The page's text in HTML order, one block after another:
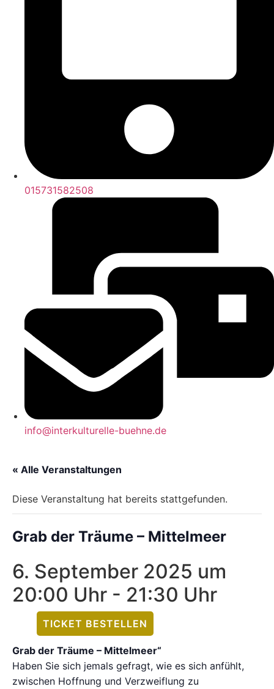
015731582508
info@interkulturelle-buehne.de
« Alle Veranstaltungen
Diese Veranstaltung hat bereits stattgefunden.
Grab der Träume – Mittelmeer
6. September 2025 um
20:00 Uhr - 21:30 Uhr
TICKET BESTELLEN
Grab der Träume – Mittelmeer“
Haben Sie sich jemals gefragt, wie es sich anfühlt,
zwischen Hoffnung und Verzweiflung zu